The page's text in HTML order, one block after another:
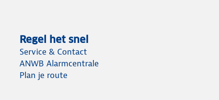
Regel het snel
Service & Contact
ANWB Alarmcentrale
Plan je route